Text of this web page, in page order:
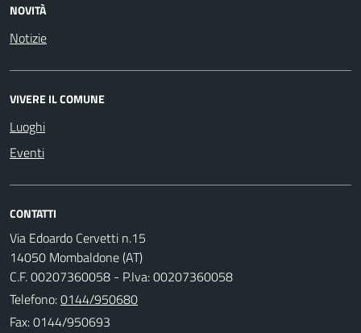
NOVITÀ
Notizie
VIVERE IL COMUNE
Luoghi
Eventi
CONTATTI
Via Edoardo Cervetti n.15
14050 Mombaldone (AT)
C.F. 00207360058 - P.Iva: 00207360058
Telefono:0144/950680
Fax: 0144/950693